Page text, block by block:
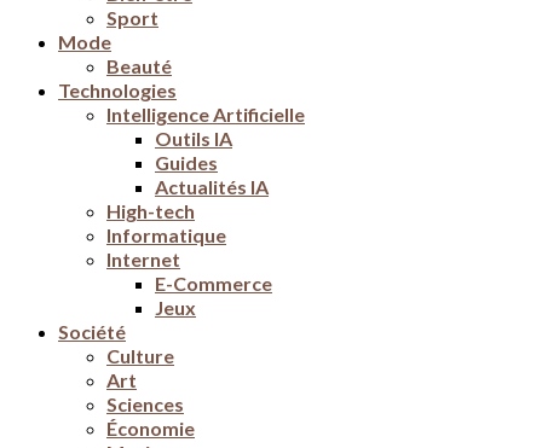
Sport
Mode
Beauté
Technologies
Intelligence Artificielle
Outils IA
Guides
Actualités IA
High-tech
Informatique
Internet
E-Commerce
Jeux
Société
Culture
Art
Sciences
Économie